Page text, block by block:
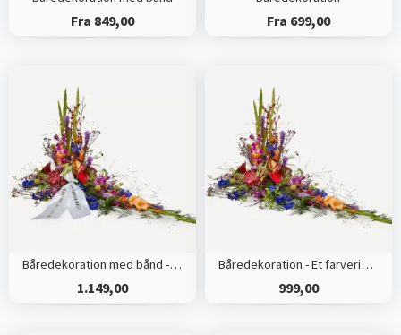
Fra 849,00 Fra 699,00
Båredekoration med bånd - Et farverigt farvel
1.149,00
Båredekoration - Et farverigt farvel
999,00